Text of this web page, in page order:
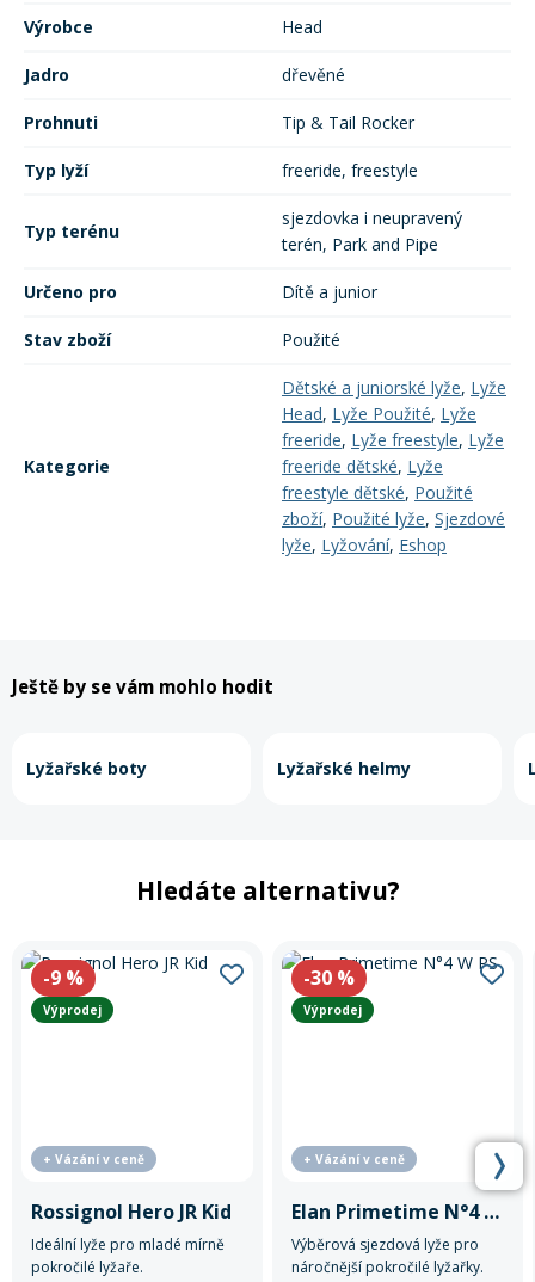
Výrobce Head
Jadro dřevěné
Prohnuti Tip & Tail Rocker
Typ lyží freeride, freestyle
Typ terénu
sjezdovka i neupravený
terén, Park and Pipe
Určeno pro Dítě a junior
Stav zboží Použité
Kategorie
Dětské a juniorské lyže, Lyže
Head, Lyže Použité, Lyže
freeride, Lyže freestyle, Lyže
freeride dětské, Lyže
freestyle dětské, Použité
zboží, Použité lyže, Sjezdové
lyže, Lyžování, Eshop
Ještě by se vám mohlo hodit
Lyžařské boty Lyžařské helmy
Hledáte alternativu?
-9 %
Výprodej
+ Vázání v ceně
Rossignol Hero JR Kid
Ideální lyže pro mladé mírně
pokročilé lyžaře.
-30 %
Výprodej
+ Vázání v ceně
Elan Primetime N°4 W PS
Výběrová sjezdová lyže pro
náročnější pokročilé lyžařky.